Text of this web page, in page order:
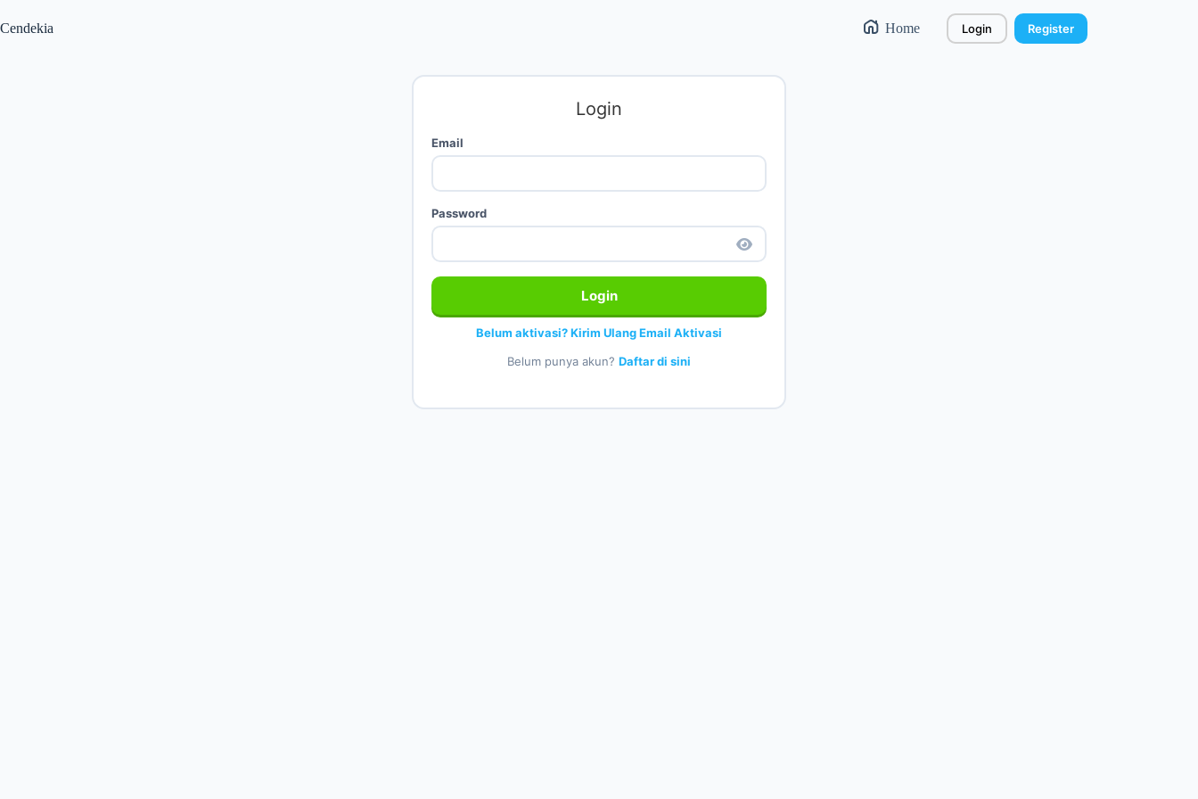
Cendekia Home Login Register
Login
Email
Password
Login
Belum aktivasi? Kirim Ulang Email Aktivasi
Belum punya akun? Daftar di sini